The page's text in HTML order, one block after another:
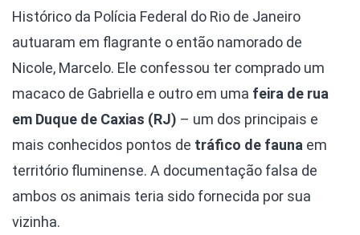
Histórico da Polícia Federal do Rio de Janeiro
autuaram em flagrante o então namorado de
Nicole, Marcelo. Ele confessou ter comprado um
macaco de Gabriella e outro em uma feira de rua
em Duque de Caxias (RJ) – um dos principais e
mais conhecidos pontos de tráfico de fauna em
território fluminense. A documentação falsa de
ambos os animais teria sido fornecida por sua
vizinha.